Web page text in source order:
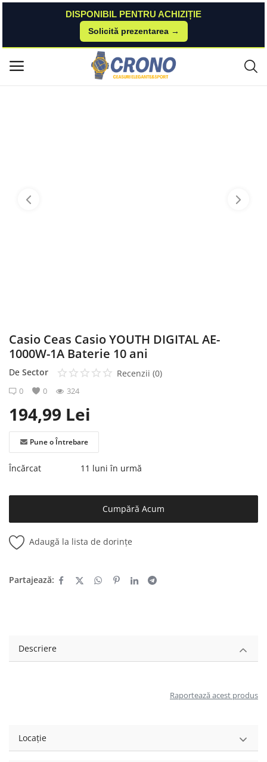
DISPONIBIL PENTRU ACHIZIȚIE
Solicită prezentarea →
Meniu principal
Ceasuri de mana
Casio Ceas Casio YOUTH DIGITAL AE-1000W-1A Baterie 10 ani
Casio Ceas Casio YOUTH DIGITAL AE-
1000W-1A Baterie 10 ani
De Sector Recenzii (0)
0 0 324
194,99 Lei
Pune o Întrebare
Încărcat 11 luni în urmă
Cumpără Acum
Adaugă la lista de dorințe
Partajează:
Descriere
Raportează acest produs
Locație